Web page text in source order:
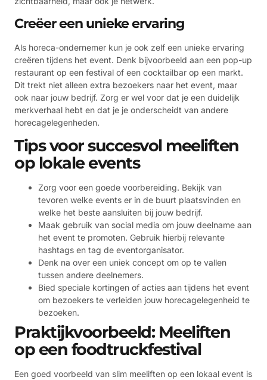
Creëer een unieke ervaring
Als horeca-ondernemer kun je ook zelf een unieke ervaring
creëren tijdens het event. Denk bijvoorbeeld aan een pop-up
restaurant op een festival of een cocktailbar op een markt.
Dit trekt niet alleen extra bezoekers naar het event, maar
ook naar jouw bedrijf. Zorg er wel voor dat je een duidelijk
merkverhaal hebt en dat je je onderscheidt van andere
horecagelegenheden.
Tips voor succesvol meeliften
op lokale events
Zorg voor een goede voorbereiding. Bekijk van
tevoren welke events er in de buurt plaatsvinden en
welke het beste aansluiten bij jouw bedrijf.
Maak gebruik van social media om jouw deelname aan
het event te promoten. Gebruik hierbij relevante
hashtags en tag de eventorganisator.
Denk na over een uniek concept om op te vallen
tussen andere deelnemers.
Bied speciale kortingen of acties aan tijdens het event
om bezoekers te verleiden jouw horecagelegenheid te
bezoeken.
Praktijkvoorbeeld: Meeliften
op een foodtruckfestival
Een goed voorbeeld van slim meeliften op een lokaal event is